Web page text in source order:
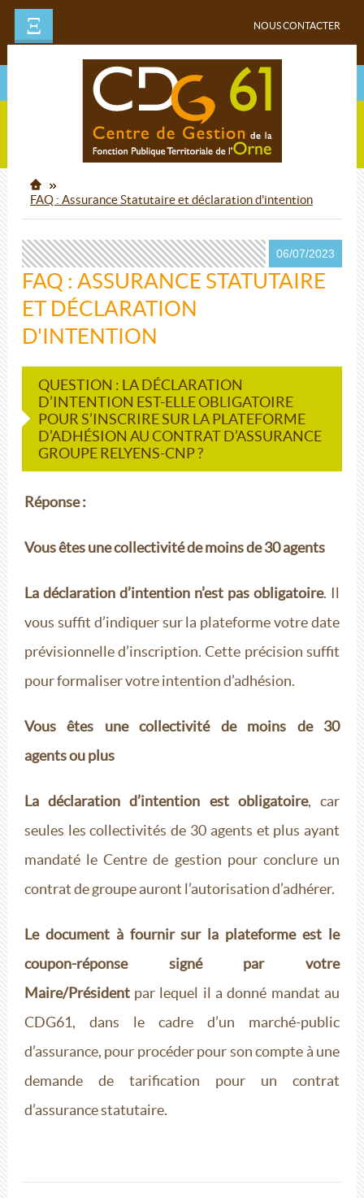
Ξ NOUS CONTACTER
FAQ : Assurance Statutaire et déclaration d'intention
06/07/2023
FAQ : ASSURANCE STATUTAIRE
ET DÉCLARATION
D'INTENTION
QUESTION : LA DÉCLARATION
D’INTENTION EST-ELLE OBLIGATOIRE
POUR S’INSCRIRE SUR LA PLATEFORME
D’ADHÉSION AU CONTRAT D’ASSURANCE
GROUPE RELYENS-CNP ?
Réponse :
Vous êtes une collectivité de moins de 30 agents
La déclaration d’intention n’est pas obligatoire. Il
vous suffit d’indiquer sur la plateforme votre date
prévisionnelle d’inscription. Cette précision suffit
pour formaliser votre intention d’adhésion.
Vous êtes une collectivité de moins de 30
agents ou plus
La déclaration d’intention est obligatoire, car
seules les collectivités de 30 agents et plus ayant
mandaté le Centre de gestion pour conclure un
contrat de groupe auront l’autorisation d’adhérer.
Le document à fournir sur la plateforme est le
coupon-réponse signé par votre
Maire/Présidentpar lequel il a donné mandat au
CDG61, dans le cadre d’un marché-public
d’assurance, pour procéder pour son compte à une
demande de tarification pour un contrat
d’assurance statutaire.